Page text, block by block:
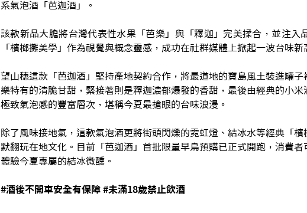
系氣泡酒「芭迦酒」。
該款新品大膽將台灣代表性水果「芭樂」與「釋迦」完美揉合，並注入
「檳榔攤美學」作為視覺與概念靈感，成功在社群媒體上掀起一波台味新
望山穗這款「芭迦酒」堅持產地契約合作，將最道地的寶島風土裝進罐
樂特有的清脆甘甜，緊接著則是釋迦濃郁爆發的香甜，最後由經典的小
極致氣泡感的豐富層次，堪稱今夏最搶眼的台味浪漫。
除了風味接地氣，這款氣泡酒更將街頭閃爍的霓虹燈、結冰水等經典「
默翻玩在地文化。目前「芭迦酒」首批限量早鳥預購已正式開跑，消費者
體驗今夏專屬的結冰微醺。
#酒後不開車安全有保障 #未滿18歲禁止飲酒